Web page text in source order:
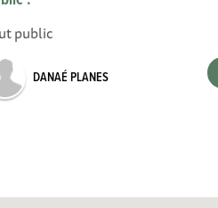
public
DANAÉ PLANES